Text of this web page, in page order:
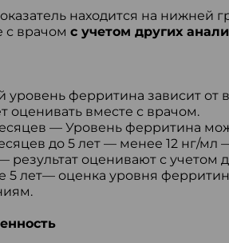
находится на нижней
с врачом с учетом других
уровень ферритина зависит от
оценивать вместе с врачом.
— Уровень ферритина
до 5 лет — менее 12 нг/
результат оценивают с учетом
5 лет— оценка уровня